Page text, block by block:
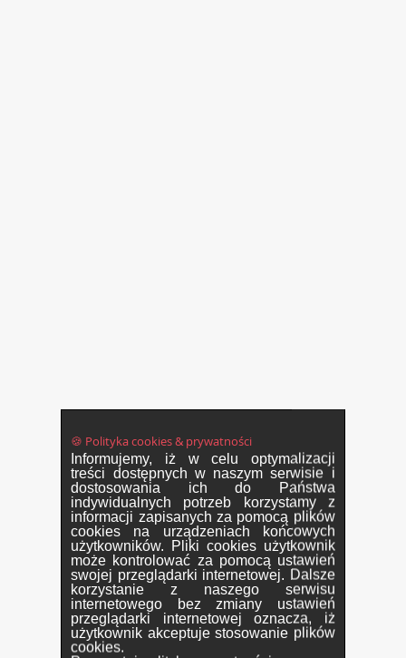
🍪 Polityka cookies & prywatności
Informujemy, iż w celu optymalizacji
treści dostępnych w naszym serwisie i
dostosowania ich do Państwa
indywidualnych potrzeb korzystamy z
informacji zapisanych za pomocą plików
cookies na urządzeniach końcowych
użytkowników. Pliki cookies użytkownik
może kontrolować za pomocą ustawień
swojej przeglądarki internetowej. Dalsze
korzystanie z naszego serwisu
internetowego bez zmiany ustawień
przeglądarki internetowej oznacza, iż
użytkownik akceptuje stosowanie plików
cookies.